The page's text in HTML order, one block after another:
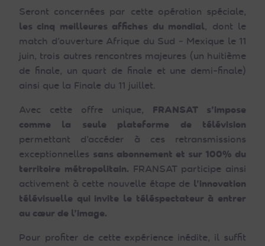
Seront concernées par cette opération spéciale,
les cinq meilleures affiches du mondial, dont le
match d’ouverture Afrique du Sud ‐ Mexique le 11
juin, trois autres rencontres majeures (un huitième
de finale, un quart de finale et une demi‐finale)
ainsi que la Finale du 11 juillet.
Avec cette offre unique, FRANSAT s’impose
comme la seule plateforme de télévision
permettant d’accéder à ces retransmissions
exceptionnelles sans abonnement et sur 100% du
territoire métropolitain. FRANSAT participe ainsi
activement à cette nouvelle étape de l’innovation
télévisuelle qui invite le téléspectateur à entrer
au cœur de l’image.
Pour profiter de cette expérience inédite, il suffit